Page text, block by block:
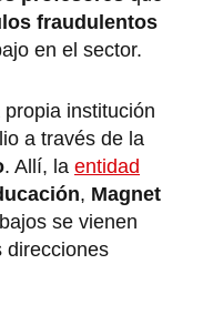
fraudulentos
en el sector.
institución
a través de la
. Allí, la entidad
, Magnet
se vienen
direcciones